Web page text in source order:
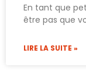
En tant que
être pas que
LIRE LA SUITE »